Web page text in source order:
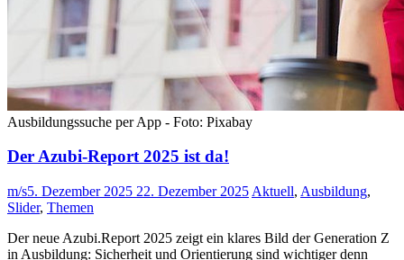
Ausbildungssuche per App - Foto: Pixabay
Der Azubi-Report 2025 ist da!
m/s5. Dezember 2025 22. Dezember 2025 Aktuell, Ausbildung,
Slider, Themen
Der neue Azubi.Report 2025 zeigt ein klares Bild der Generation Z
in Ausbildung: Sicherheit und Orientierung sind wichtiger denn